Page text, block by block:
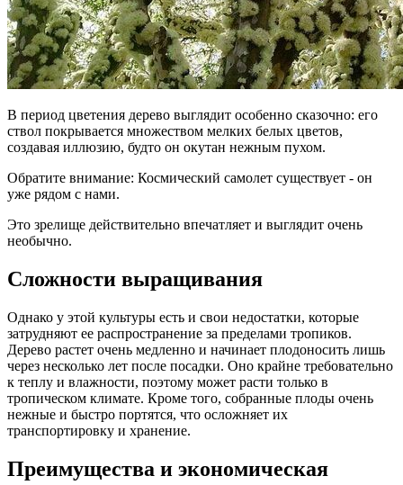
В период цветения дерево выглядит особенно сказочно: его
ствол покрывается множеством мелких белых цветов,
создавая иллюзию, будто он окутан нежным пухом.
Обратите внимание: Космический самолет существует - он
уже рядом с нами.
Это зрелище действительно впечатляет и выглядит очень
необычно.
Сложности выращивания
Однако у этой культуры есть и свои недостатки, которые
затрудняют ее распространение за пределами тропиков.
Дерево растет очень медленно и начинает плодоносить лишь
через несколько лет после посадки. Оно крайне требовательно
к теплу и влажности, поэтому может расти только в
тропическом климате. Кроме того, собранные плоды очень
нежные и быстро портятся, что осложняет их
транспортировку и хранение.
Преимущества и экономическая